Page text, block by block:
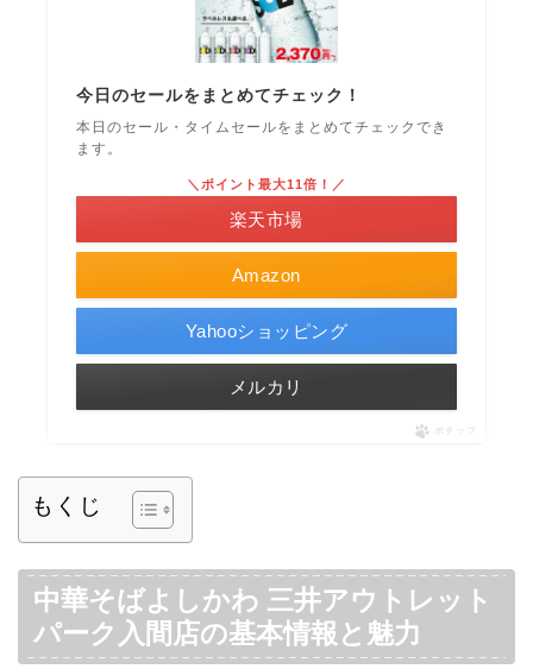
今日のセールをまとめてチェック！
本日のセール・タイムセールをまとめてチェックでき
ます。
Amazon
＼ポイント最大11倍！／
楽天市場
Yahooショッピング
メルカリ
ポチップ
もくじ
中華そばよしかわ 三井アウトレット
パーク入間店の基本情報と魅力